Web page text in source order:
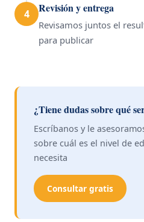
4 Revisión y entrega
Revisamos juntos el
para publicar
¿Tiene dudas sobre qué
Escríbanos y le
sobre cuál es el nivel de
necesita
Consultar gratis